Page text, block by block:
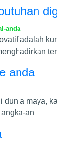
anda
adalah
anda
maya,
an